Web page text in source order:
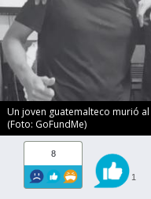
Un joven guatemalteco murió
(Foto: GoFundMe)
8
1